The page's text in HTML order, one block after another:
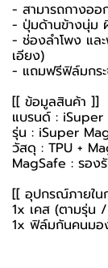
- สามารถกางออ
- ปุ่มด้านข้างนุ่ม
- ช่องลำโพง แล
เอียง)
- แถมฟรีฟิล์มกร
[[ ข้อมูลสินค้า ]]
แบรนด์ : iSuper
รุ่น : iSuper
วัสดุ : TPU +
MagSafe : รอง
[[ อุปกรณ์ภายใ
1x เคส (ตามรุ่น
1x ฟิล์มกันคนมอ